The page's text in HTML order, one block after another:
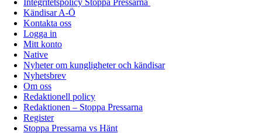
Integritetspolicy Stoppa Pressarna
Kändisar A-Ö
Kontakta oss
Logga in
Mitt konto
Native
Nyheter om kungligheter och kändisar
Nyhetsbrev
Om oss
Redaktionell policy
Redaktionen – Stoppa Pressarna
Register
Stoppa Pressarna vs Hänt